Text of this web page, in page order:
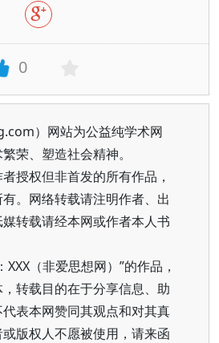
0
）网站为公益纯学术网
荣、塑造社会精神。
授权但非首发的所有作品，
。网络转载请注明作者、出
转载请经本网或作者本人书
XXX（非爱思想网）”的作品，
转载目的在于分享信息、助
表本网赞同其观点和对其真
版权人不愿被使用，请来函